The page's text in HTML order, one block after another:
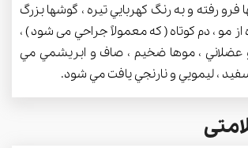
رفته و به رنگ كهربايي تيره ، ‏‌گوشها بزرگ
از مو ، دم كوتاه ( كه معمولاً جراحي می شود ) ،
، موها ضخيم ،‌ صاف و ابريشمي مي
، ليمويي و نارنجي يافت مي شود.